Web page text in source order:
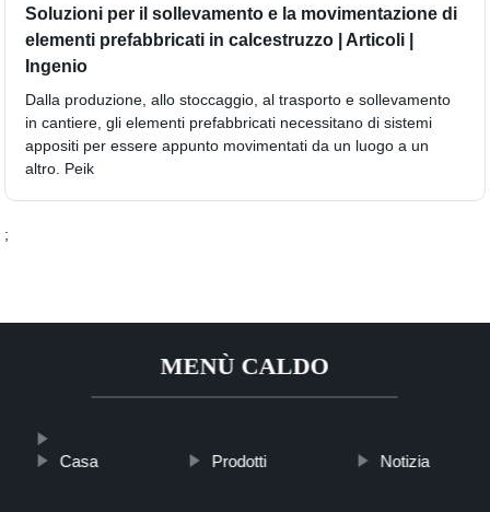
Soluzioni per il sollevamento e la movimentazione di
elementi prefabbricati in calcestruzzo | Articoli |
Ingenio
Dalla produzione, allo stoccaggio, al trasporto e sollevamento
in cantiere, gli elementi prefabbricati necessitano di sistemi
appositi per essere appunto movimentati da un luogo a un
altro. Peik
;
MENÙ CALDO
Casa Prodotti Notizia